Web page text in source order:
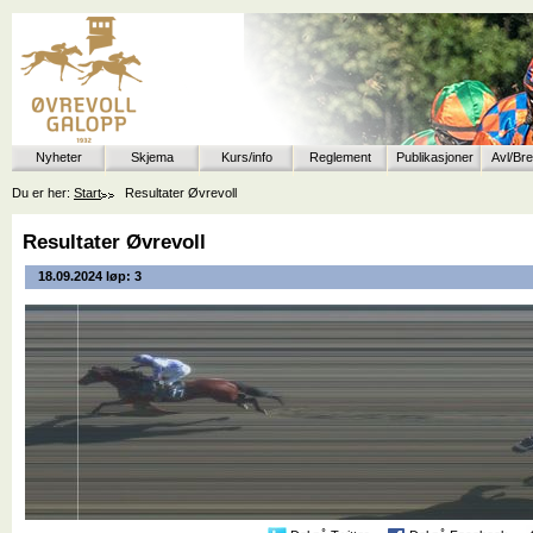
Nyheter Skjema Kurs/info Reglement Publikasjoner Avl/
Du er her: Start Resultater Øvrevoll
Resultater Øvrevoll
18.09.2024 løp: 3